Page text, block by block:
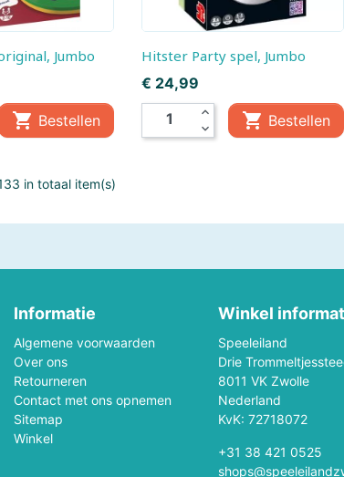
Marvel Märklin
Mini GT Minikane
Monchhichi
Mr & Mrs Tin My First
New Sports NICI
Oball Occre
Outdoor Active Palm Pals
Piatnik
Jumbo
 Bestellen
Hitster Party spel, Jumbo
Prijs
€ 24,99
expand_less
expand_more
 Bestellen
in totaal item(s)
Informatie
Algemene voorwaarden
Over ons
Retourneren
Contact met ons opnemen
Sitemap
Winkel
Winkel
Speeleiland
Drie
8011 VK Zwolle
Nederland
KvK: 72718072
+31 38 421 0525